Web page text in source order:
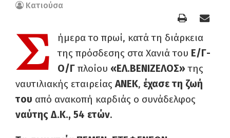
Κατιούσα
Σ
ήμερα το πρωί, κατά τη διάρκεια
της πρόσδεσης στα Χανιά του Ε/Γ-
Ο/Γ πλοίου «ΕΛ.ΒΕΝΙΖΕΛΟΣ» της
ναυτιλιακής εταιρείας ΑΝΕΚ, έχασε τη ζωή
του από ανακοπή καρδιάς ο συνάδελφος
ναύτης Δ.Κ., 54 ετών.